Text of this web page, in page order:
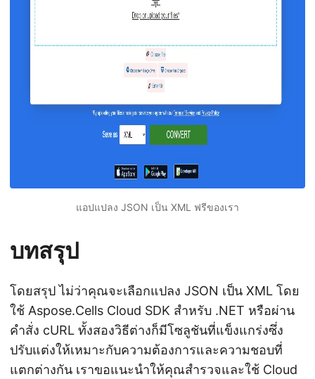
แอปแปลง JSON เป็น XML ฟรีของเรา
บทสรุป
โดยสรุป ไม่ว่าคุณจะเลือกแปลง JSON เป็น XML โดย
ใช้ Aspose.Cells Cloud SDK สำหรับ .NET หรือผ่าน
คำสั่ง cURL ทั้งสองวิธีต่างก็มีโซลูชันที่แข็งแกร่งซึ่ง
ปรับแต่งให้เหมาะกับความต้องการและความชอบที่
แตกต่างกัน เราขอแนะนำให้คุณสำรวจและใช้ Cloud